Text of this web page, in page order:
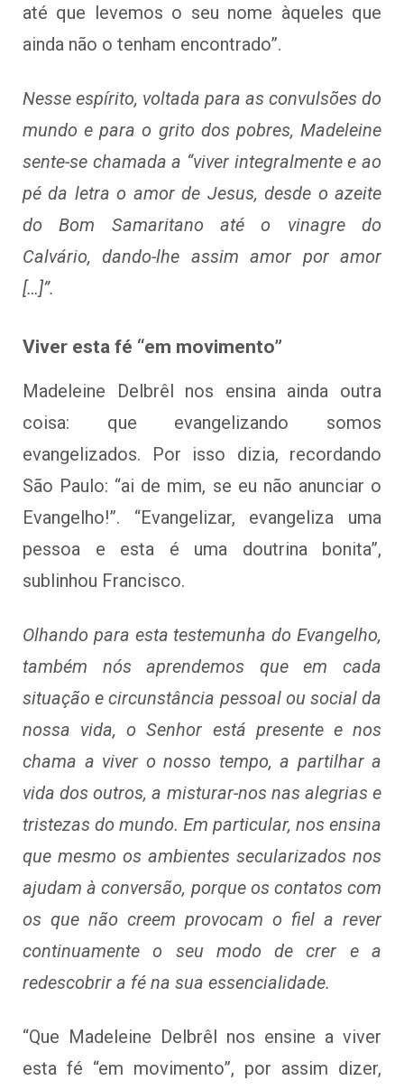
até que levemos o seu nome àqueles que
ainda não o tenham encontrado”.
Nesse espírito, voltada para as convulsões do
mundo e para o grito dos pobres, Madeleine
sente-se chamada a “viver integralmente e ao
pé da letra o amor de Jesus, desde o azeite
do Bom Samaritano até o vinagre do
Calvário, dando-lhe assim amor por amor
[…]”.
Viver esta fé “em movimento”
Madeleine Delbrêl nos ensina ainda outra
coisa: que evangelizando somos
evangelizados. Por isso dizia, recordando
São Paulo: “ai de mim, se eu não anunciar o
Evangelho!”. “Evangelizar, evangeliza uma
pessoa e esta é uma doutrina bonita”,
sublinhou Francisco.
Olhando para esta testemunha do Evangelho,
também nós aprendemos que em cada
situação e circunstância pessoal ou social da
nossa vida, o Senhor está presente e nos
chama a viver o nosso tempo, a partilhar a
vida dos outros, a misturar-nos nas alegrias e
tristezas do mundo. Em particular, nos ensina
que mesmo os ambientes secularizados nos
ajudam à conversão, porque os contatos com
os que não creem provocam o fiel a rever
continuamente o seu modo de crer e a
redescobrir a fé na sua essencialidade.
“Que Madeleine Delbrêl nos ensine a viver
esta fé “em movimento”, por assim dizer,